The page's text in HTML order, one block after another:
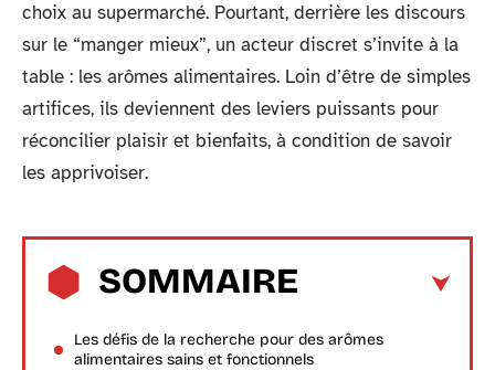
choix au supermarché. Pourtant, derrière les discours
sur le “manger mieux”, un acteur discret s’invite à la
table : les arômes alimentaires. Loin d’être de simples
artifices, ils deviennent des leviers puissants pour
réconcilier plaisir et bienfaits, à condition de savoir
les apprivoiser.
SOMMAIRE
Les défis de la recherche pour des arômes
alimentaires sains et fonctionnels